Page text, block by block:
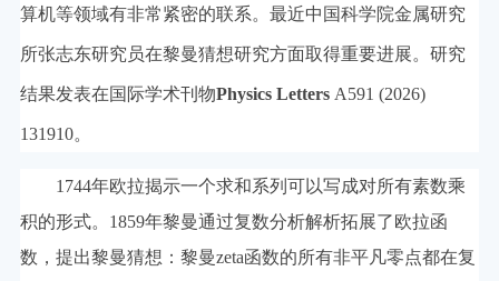
算机等领域有非常紧密的联系。最近中国科学院金属研究
所张志东研究员在黎曼猜想研究方面取得重要进展。研究
结果发表在国际学术刊物Physics Letters A591 (2026)
131910。
1744年欧拉揭示一个求和系列可以写成对所有素数乘
积的形式。1859年黎曼通过复数分析解析拓展了欧拉函
数，提出黎曼猜想：黎曼zeta函数的所有非平凡零点都在复